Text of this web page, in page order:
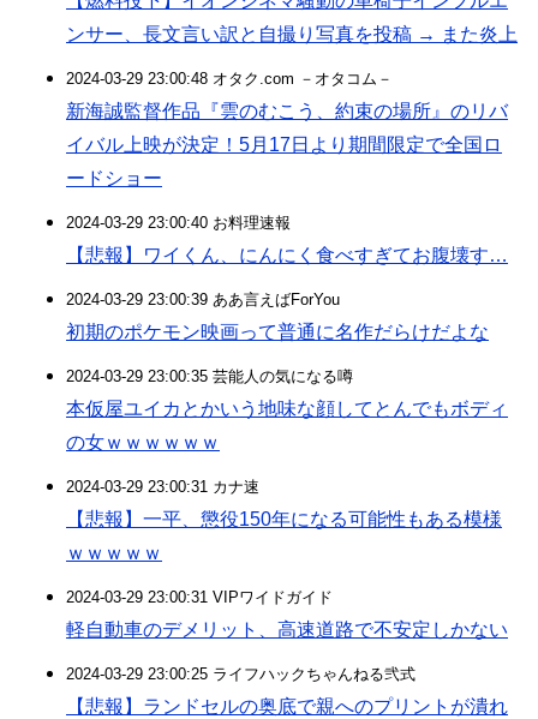
ンサー、長文言い訳と自撮り写真を投稿 → また炎上
2024-03-29 23:00:48 オタク.com －オタコム－
新海誠監督作品『雲のむこう、約束の場所』のリバ
イバル上映が決定！5月17日より期間限定で全国ロ
ードショー
2024-03-29 23:00:40 お料理速報
【悲報】ワイくん、にんにく食べすぎてお腹壊す…
2024-03-29 23:00:39 ああ言えばForYou
初期のポケモン映画って普通に名作だらけだよな
2024-03-29 23:00:35 芸能人の気になる噂
本仮屋ユイカとかいう地味な顔してとんでもボディ
の女ｗｗｗｗｗｗ
2024-03-29 23:00:31 カナ速
【悲報】一平、懲役150年になる可能性もある模様
ｗｗｗｗｗ
2024-03-29 23:00:31 VIPワイドガイド
軽自動車のデメリット、高速道路で不安定しかない
2024-03-29 23:00:25 ライフハックちゃんねる弐式
【悲報】ランドセルの奥底で親へのプリントが潰れ